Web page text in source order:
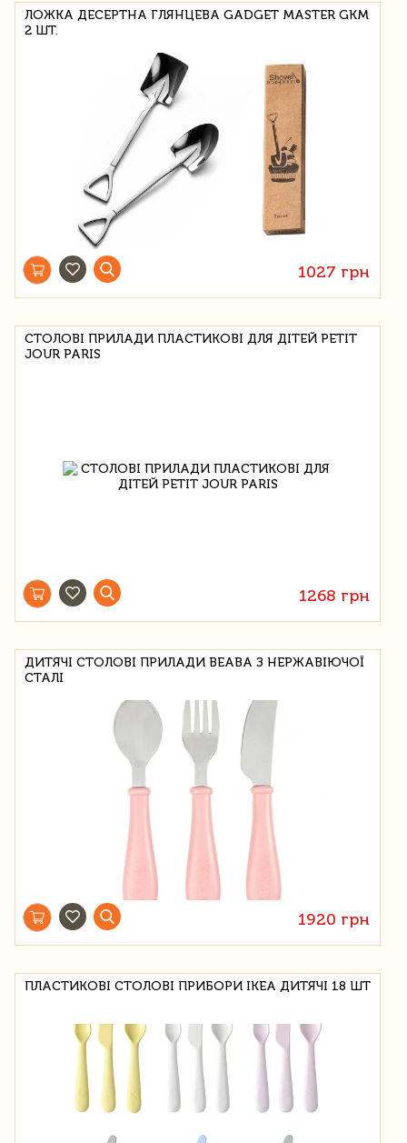
ЛОЖКА ДЕСЕРТНА ГЛЯНЦЕВА GADGET MASTER GKM
2 ШТ.
1027 грн
СТОЛОВІ ПРИЛАДИ ПЛАСТИКОВІ ДЛЯ ДІТЕЙ PETIT
JOUR PARIS
1268 грн
ДИТЯЧІ СТОЛОВІ ПРИЛАДИ BEABA З НЕРЖАВІЮЧОЇ
СТАЛІ
1920 грн
ПЛАСТИКОВІ СТОЛОВІ ПРИБОРИ IKEA ДИТЯЧІ 18 ШТ